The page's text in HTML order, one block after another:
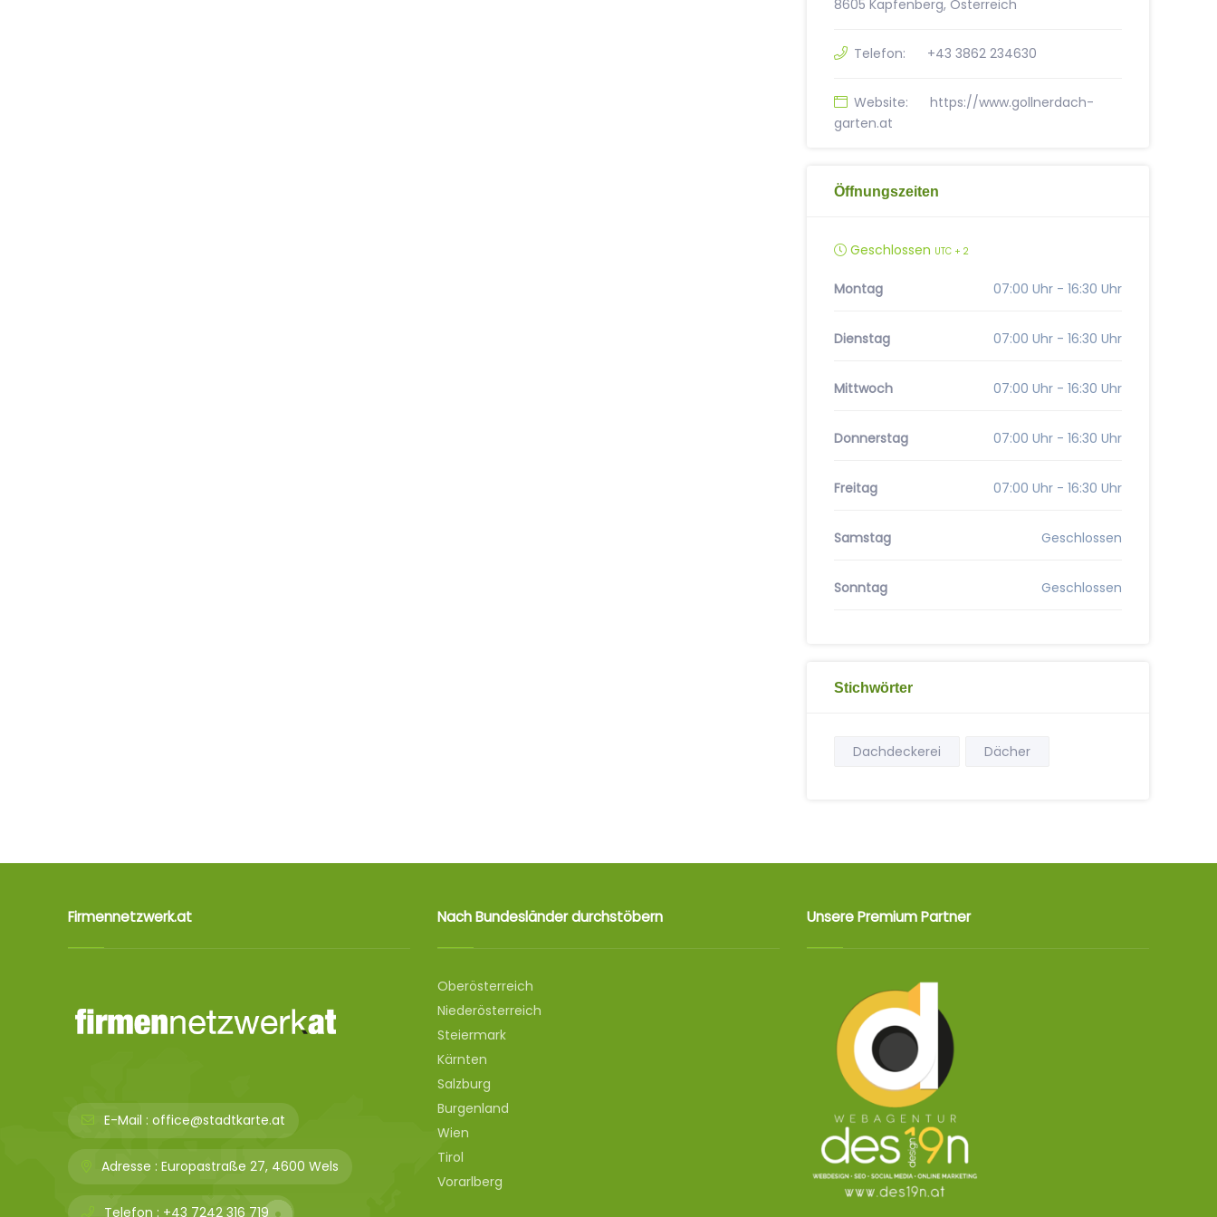
8605 Kapfenberg, Österreich
Telefon: +43 3862 234630
Website:
https://www.gollnerdach-
garten.at
Öffnungszeiten
Geschlossen UTC + 2
Montag 07:00 Uhr - 16:30 Uhr
Dienstag 07:00 Uhr - 16:30 Uhr
Mittwoch 07:00 Uhr - 16:30 Uhr
Donnerstag 07:00 Uhr - 16:30 Uhr
Freitag 07:00 Uhr - 16:30 Uhr
Samstag Geschlossen
Sonntag Geschlossen
Stichwörter
Dachdeckerei Dächer
Firmennetzwerk.at
E-Mail : office@stadtkarte.at
Adresse : Europastraße 27, 4600 Wels
Telefon : +43 7242 316 719
Nach Bundesländer durchstöbern
Oberösterreich
Niederösterreich
Steiermark
Kärnten
Salzburg
Burgenland
Wien
Tirol
Vorarlberg
Unsere Premium Partner